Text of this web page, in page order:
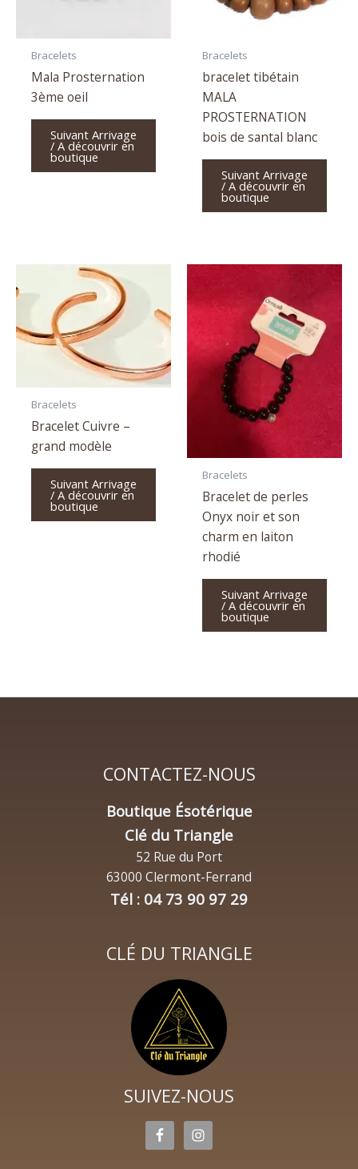
Bracelets
Mala Prosternation
3ème oeil
Suivant Arrivage
/ A découvrir en
boutique
Bracelets
bracelet tibétain
MALA
PROSTERNATION
bois de santal blanc
Suivant Arrivage
/ A découvrir en
boutique
Bracelets
Bracelet Cuivre –
grand modèle
Suivant Arrivage
/ A découvrir en
boutique
Bracelets
Bracelet de perles
Onyx noir et son
charm en laiton
rhodié
Suivant Arrivage
/ A découvrir en
boutique
CONTACTEZ-NOUS
Boutique Ésotérique
Clé du Triangle
52 Rue du Port
63000 Clermont-Ferrand
Tél : 04 73 90 97 29
CLÉ DU TRIANGLE
SUIVEZ-NOUS